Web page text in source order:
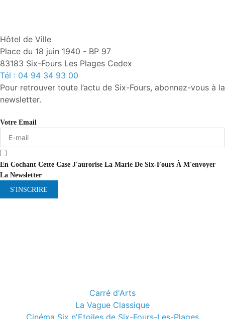
Hôtel de Ville
Place du 18 juin 1940 - BP 97
83183 Six-Fours Les Plages Cedex
Tél : 04 94 34 93 00
Pour retrouver toute l’actu de Six-Fours, abonnez-vous à la
newsletter.
Votre Email
En Cochant Cette Case J'aurorise La Marie De Six-Fours À M'envoyer
La Newsletter
S'INSCRIRE
Carré d'Arts
La Vague Classique
Cinéma Six n'Etoiles de Six-Fours-Les-Plages